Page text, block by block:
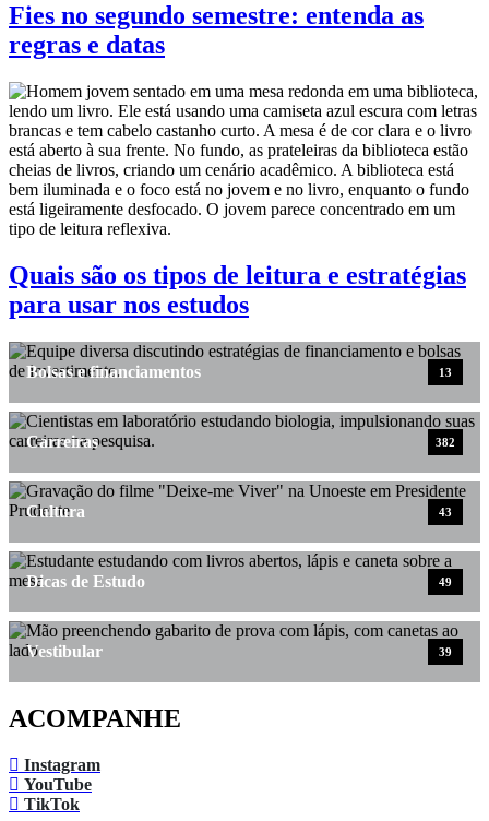
Fies no segundo semestre: entenda as
regras e datas
Quais são os tipos de leitura e estratégias
para usar nos estudos
Bolsas e financiamentos 13
Carreiras 382
Cultura 43
Dicas de Estudo 49
Vestibular 39
ACOMPANHE
Instagram
YouTube
TikTok